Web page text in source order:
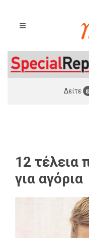
Δείτε
12 τέλεια
για αγόρια